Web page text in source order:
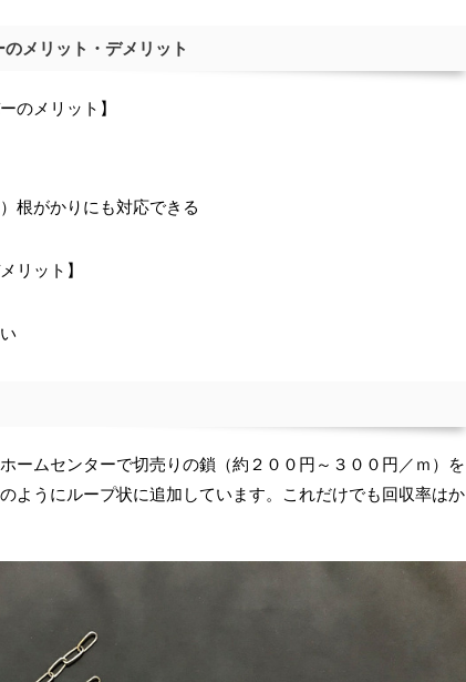
メリット・デメリット
のメリット】
根がかりにも対応できる
リット】
ームセンターで切売りの鎖（約２００円～３００円／ｍ）を
ようにループ状に追加しています。これだけでも回収率はか